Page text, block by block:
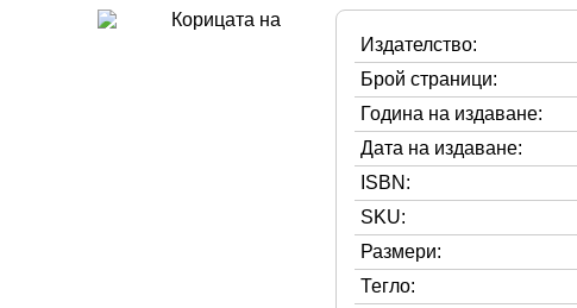
Издателство:
Брой страници:
Година на издаване:
Дата на издаване:
ISBN:
SKU:
Размери:
Тегло: